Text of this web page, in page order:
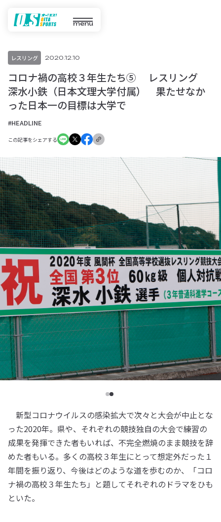
menu
レスリング 2020.12.10
コロナ禍の高校３年生たち⑤ レスリング
深水小鉄（日本文理大学付属） 果たせなか
った日本一の目標は大学で
#HEADLINE
この記事をシェアする
新型コロナウイルスの感染拡大で次々と大会が中止とな
った2020年。県や、それぞれの競技独自の大会で練習の
成果を発揮できた者もいれば、不完全燃焼のまま競技を辞
めた者もいる。多くの高校３年生にとって想定外だった１
年間を振り返り、今後はどのような道を歩むのか、「コロ
ナ禍の高校３年生たち」と題してそれぞれのドラマをひも
といた。